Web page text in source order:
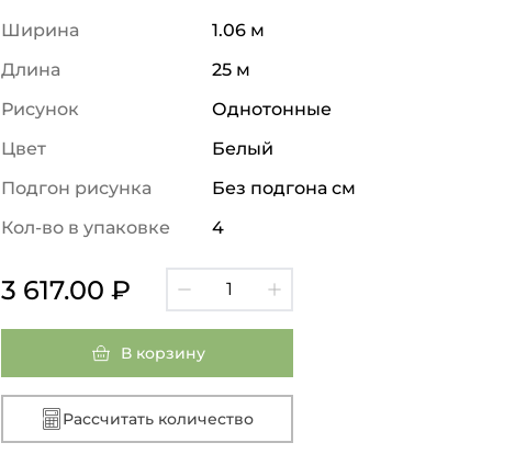
Ширина
1.06 м
Длина
25 м
Рисунок
Однотонные
Цвет
Белый
Подгон рисунка
Без подгона см
Кол-во в упаковке
4
3 617.00 ₽
В корзину
Рассчитать количество